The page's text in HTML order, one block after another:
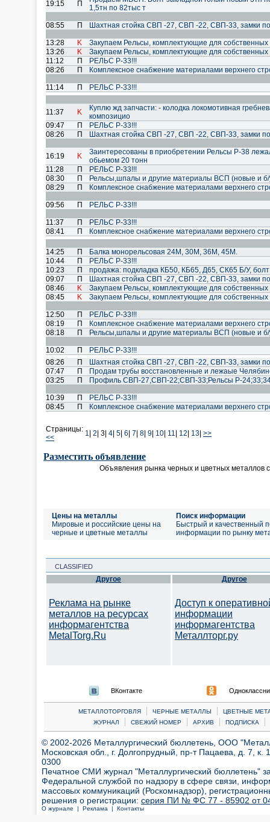
19:15 П
1,5тн по 82тыс т
08:55 П Шахтная стойка СВП -27, СВП -22, СВП-33, замки
13:28 K
Закупаем Рельсы, комплектующие для собственных
13:26
K
Закупаем Рельсы, комплектующие для собственных
11:12
П
РЕЛЬС Р-33!!!
08:26
П Комплексное снабжение материалами верхнего
11:14 П РЕЛЬС Р-33!!!
11:37 K
Куплю жд запчасти: - колодка локомотивная
композицио
09:47
П
РЕЛЬС Р-33!!!
08:26
П Шахтная стойка СВП -27, СВП -22, СВП-33, замки
16:19 K
Заинтересованы в приобретении Рельсы Р-38
обьемом 20 тонн
11:28
П
РЕЛЬС Р-33!!!
08:30
П
Рельсы,шпалы и другие материалы ВСП (новые и б/
08:29
П Комплексное снабжение материалами верхнего
09:56 П РЕЛЬС Р-33!!!
11:37 П
РЕЛЬС Р-33!!!
08:41
П Комплексное снабжение материалами верхнего
14:25 П
Балка монорельсовая 24М, 30М, 36М, 45М.
10:44
П
РЕЛЬС Р-33!!!
10:23
П
продажа: подкладка КБ50, КБ65, Д65, СК65 Б/У,
09:07
П
Шахтная стойка СВП -27, СВП -22, СВП-33, замки
08:46
K
Закупаем Рельсы, комплектующие для собственных
08:45
K Закупаем Рельсы, комплектующие для собственных
12:50 П
РЕЛЬС Р-33!!!
08:19
П
Комплексное снабжение материалами верхнего
08:18
П Рельсы,шпалы и другие материалы ВСП (новые и б/
10:02 П
РЕЛЬС Р-33!!!
08:26
П
Шахтная стойка СВП -27, СВП -22, СВП-33, замки
07:47
П
Продам трубы восстановленные и лежаые
03:25
П Профиль СВП-27,СВП-22;СВП-33;Рельсы Р-
10:39 П
РЕЛЬС Р-33!!!
08:45
П Комплексное снабжение материалами верхнего
Страницы:
<<
1 2 3| 4 5 6 7 8 9 10 11 12 13 >>
Разместить объявление
Объявления рынка черных и цветных металлов
Цены на металлы
Мировые и российские цены на
черные и цветные металлы
Поиск информации
Быстрый и качественный
информации по рынку
CLASSIFIED
Другое
Реклама на рынке
металлов на ресурсах
информагентства
MetalTorg.Ru
Другое
Доступ к
информации
информагентства
Металлторг.ру
ВКонтакте
МЕТАЛЛОТОРГОВЛЯ | ЧЕРНЫЕ МЕТАЛЛЫ |
ЦВЕТНЫЕ
ЖУРНАЛ
| СВЕЖИЙ НОМЕР | АРХИВ | ПОДПИСКА |
© 2002-2026 Металлургический бюллетень, ООО
Московская обл., г. Долгопрудный, пр-т Пацаева, д. 7,
0300
Печатное СМИ журнал "Металлургический бюллетень"
Федеральной службой по надзору в сфере связи,
массовых коммуникаций (Роскомнадзор),
решения о регистрации: серия ПИ № ФС 77 - 85902 от 04
О журнале | Реклама | Контакты